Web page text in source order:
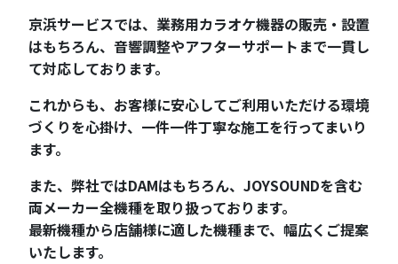
京浜サービスでは、業務用カラオケ機器の販売・設置
はもちろん、音響調整やアフターサポートまで一貫し
て対応しております。
これからも、お客様に安心してご利用いただける環境
づくりを心掛け、一件一件丁寧な施工を行ってまいり
ます。
また、弊社ではDAMはもちろん、JOYSOUNDを含む
両メーカー全機種を取り扱っております。
最新機種から店舗様に適した機種まで、幅広くご提案
いたします。